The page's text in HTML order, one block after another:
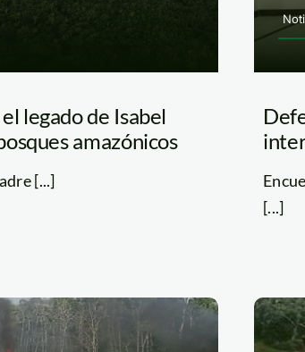
legado de Isabel
amazónicos
[...]
[...]